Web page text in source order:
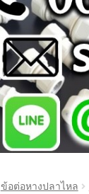
ข้อต่อหางปลาไหล